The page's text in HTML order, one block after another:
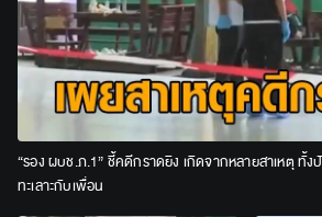
“รอง ผบช.ภ.1” ชี้คดีกราดยิง เกิดจากหลายสาเหตุ ทั้
ทะเลาะกับเพื่อน